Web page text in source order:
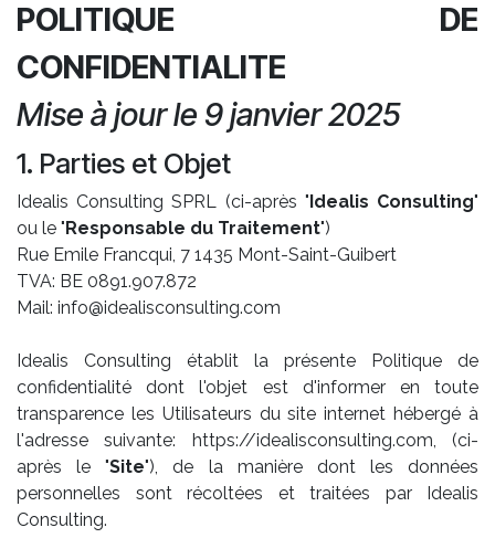
POLITIQUE DE
CONFIDENTIALITE
Mise à jour le 9 janvier 2025
1. Parties et Objet
Idealis Consulting SPRL (ci-après "Idealis Consulting"
ou le "Responsable du Traitement")
Rue Emile Francqui, 7 1435 Mont-Saint-Guibert
TVA: BE 0891.907.872
Mail: info@idealisconsulting.com
Idealis Consulting établit la présente Politique de
confidentialité dont l'objet est d'informer en toute
transparence les Utilisateurs du site internet hébergé à
l'adresse suivante: https://idealisconsulting.com, (ci-
après le "Site"), de la manière dont les données
personnelles sont récoltées et traitées par Idealis
Consulting.